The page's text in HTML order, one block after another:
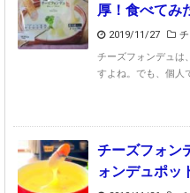
厚！食べてみ
2019/11/27
チーズフォンデュは
すよね。でも、個人
チーズフォン
ォンデュポッ